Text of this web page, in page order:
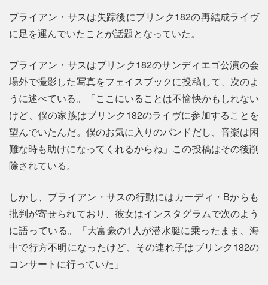
ブライアン・サスは失踪後にブリンク182の再結成ライヴ
に足を運んでいたことが話題となっていた。
ブライアン・サスはブリンク182のサンディエゴ公演の会
場外で撮影した写真をフェイスブックに投稿して、次のよ
うに述べている。「ここにいることは不愉快かもしれない
けど、僕の家族はブリンク182のライヴに参加することを
望んでいたんだ。僕のお気に入りのバンドだし、音楽は困
難な時も助けになってくれるからね」この投稿はその後削
除されている。
しかし、ブライアン・サスの行動にはカーディ・Bからも
批判が寄せられており、彼女はインスタグラムで次のよう
に語っている。「大富豪の1人が潜水艇に乗ったまま、海
中で行方不明になったけど、その連れ子はブリンク182の
コンサートに行っていた」